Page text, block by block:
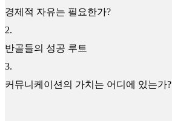
경제적 자유는 필요한가?
2.
반골들의 성공 루트
3.
커뮤니케이션의 가치는 어디에 있는가?